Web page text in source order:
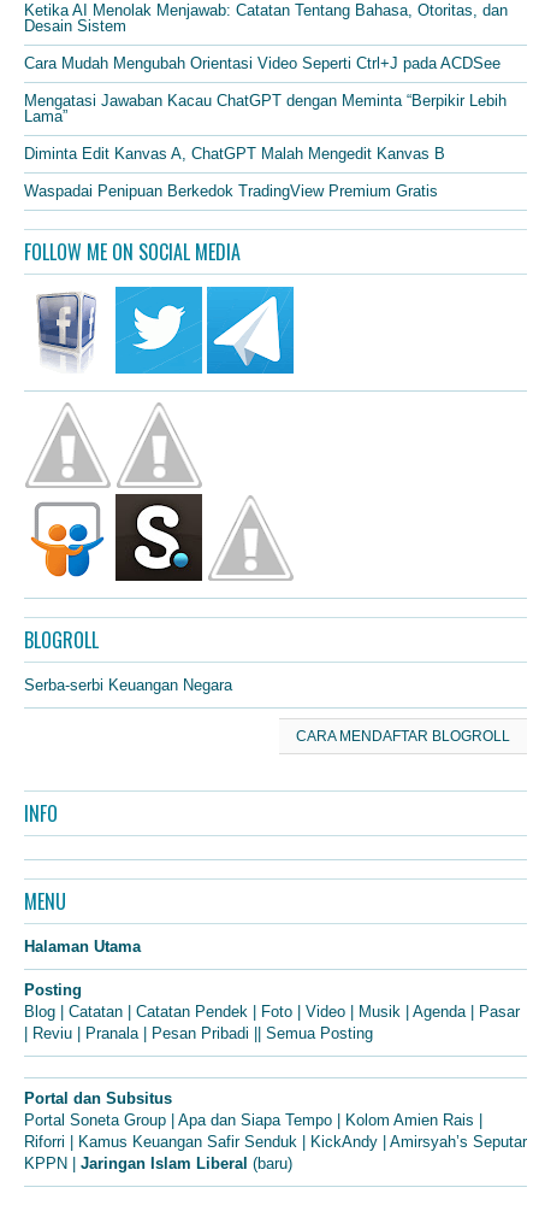
Ketika AI Menolak Menjawab: Catatan Tentang Bahasa, Otoritas, dan
Desain Sistem
Cara Mudah Mengubah Orientasi Video Seperti Ctrl+J pada ACDSee
Mengatasi Jawaban Kacau ChatGPT dengan Meminta “Berpikir Lebih
Lama”
Diminta Edit Kanvas A, ChatGPT Malah Mengedit Kanvas B
Waspadai Penipuan Berkedok TradingView Premium Gratis
FOLLOW ME ON SOCIAL MEDIA
BLOGROLL
Serba-serbi Keuangan Negara
CARA MENDAFTAR BLOGROLL
INFO
MENU
Halaman Utama
Posting
Blog
Catatan Catatan Pendek Foto Video Musik Agenda|
Pasar
Reviu Pranala| Pesan Pribadi Semua Posting
Portal dan Subsitus
Portal Soneta Group
Apa dan Siapa Tempo Kolom Amien Rais
Riforri
Kamus Keuangan Safir Senduk KickAndy
Amirsyah’s Seputar
KPPN
Jaringan Islam Liberal (baru)